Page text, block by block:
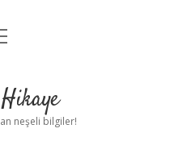
neşeli bilgiler!